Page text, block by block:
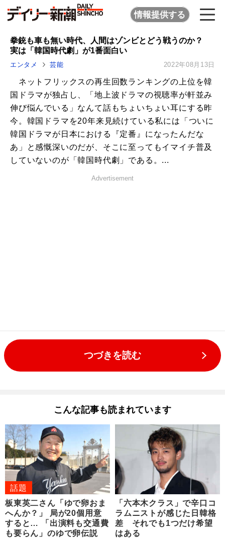
情報提供する
拳銃も車も無い時代、人間はゾンビとどう戦うのか？
実は「韓国時代劇」が1番面白い
エンタメ 芸能 2022年08月13日
ネットフリックスの再生回数ランキングの上位を韓
国ドラマが独占し、「地上波ドラマの視聴率が軒並み
伸び悩んでいる」なんて話もちょいちょい耳にする昨
今。韓国ドラマを20年来見続けている私には「ついに
韓国ドラマが日本における『定番』になったんだな
あ」と感慨深いのだが、そこに至ってもイマイチ普及
していないのが「韓国時代劇」である。...
Advertisement
つづきを読む
こんな記事も読まれています
話題
板東英二さん「ゆで卵おま
へんか？」 局が20個用意
すると… 「出演料も交通費
も要らん」のゆで卵伝説
「六本木クラス」で辛口コ
ラムニストが感じた日韓格
差 それでも1つだけ希望
はある